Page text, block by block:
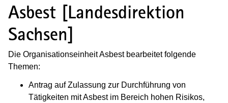
Asbest [Landesdirektion
Sachsen]
Die Organisationseinheit Asbest bearbeitet folgende
Themen:
Antrag auf Zulassung zur Durchführung von
Tätigkeiten mit Asbest im Bereich hohen Risikos,